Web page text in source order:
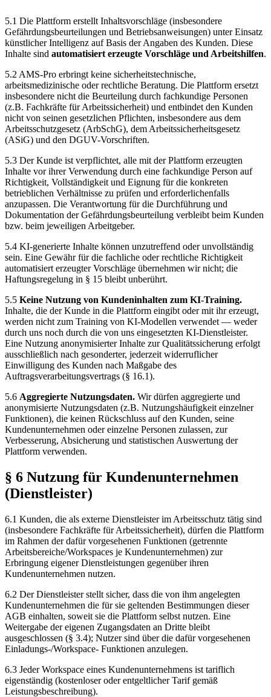
5.1 Die Plattform erstellt Inhaltsvorschläge (insbesondere
Gefährdungsbeurteilungen und Betriebsanweisungen) unter Einsatz
künstlicher Intelligenz auf Basis der Angaben des Kunden. Diese
Inhalte sind automatisiert erzeugte Vorschläge und Arbeitshilfen.
5.2 AMS-Pro erbringt keine sicherheitstechnische,
arbeitsmedizinische oder rechtliche Beratung. Die Plattform ersetzt
insbesondere nicht die Beurteilung durch fachkundige Personen
(z.B. Fachkräfte für Arbeitssicherheit) und entbindet den Kunden
nicht von seinen gesetzlichen Pflichten, insbesondere aus dem
Arbeitsschutzgesetz (ArbSchG), dem Arbeitssicherheitsgesetz
(ASiG) und den DGUV-Vorschriften.
5.3 Der Kunde ist verpflichtet, alle mit der Plattform erzeugten
Inhalte vor ihrer Verwendung durch eine fachkundige Person auf
Richtigkeit, Vollständigkeit und Eignung für die konkreten
betrieblichen Verhältnisse zu prüfen und erforderlichenfalls
anzupassen. Die Verantwortung für die Durchführung und
Dokumentation der Gefährdungsbeurteilung verbleibt beim Kunden
bzw. beim jeweiligen Arbeitgeber.
5.4 KI-generierte Inhalte können unzutreffend oder unvollständig
sein. Eine Gewähr für die fachliche oder rechtliche Richtigkeit
automatisiert erzeugter Vorschläge übernehmen wir nicht; die
Haftungsregelung in § 15 bleibt unberührt.
5.5 Keine Nutzung von Kundeninhalten zum KI-Training.
Inhalte, die der Kunde in die Plattform eingibt oder mit ihr erzeugt,
werden nicht zum Training von KI-Modellen verwendet — weder
durch uns noch durch die von uns eingesetzten KI-Dienstleister.
Eine Nutzung anonymisierter Inhalte zur Qualitätssicherung erfolgt
ausschließlich nach gesonderter, jederzeit widerruflicher
Einwilligung des Kunden nach Maßgabe des
Auftragsverarbeitungsvertrags (§ 16.1).
5.6 Aggregierte Nutzungsdaten. Wir dürfen aggregierte und
anonymisierte Nutzungsdaten (z.B. Nutzungshäufigkeit einzelner
Funktionen), die keinen Rückschluss auf den Kunden, seine
Kundenunternehmen oder einzelne Personen zulassen, zur
Verbesserung, Absicherung und statistischen Auswertung der
Plattform verwenden.
§ 6 Nutzung für Kundenunternehmen
(Dienstleister)
6.1 Kunden, die als externe Dienstleister im Arbeitsschutz tätig sind
(insbesondere Fachkräfte für Arbeitssicherheit), dürfen die Plattform
im Rahmen der dafür vorgesehenen Funktionen (getrennte
Arbeitsbereiche/Workspaces je Kundenunternehmen) zur
Erbringung eigener Dienstleistungen gegenüber ihren
Kundenunternehmen nutzen.
6.2 Der Dienstleister stellt sicher, dass die von ihm angelegten
Kundenunternehmen die für sie geltenden Bestimmungen dieser
AGB einhalten, soweit sie die Plattform selbst nutzen. Eine
Weitergabe der eigenen Zugangsdaten an Dritte bleibt
ausgeschlossen (§ 3.4); Nutzer sind über die dafür vorgesehenen
Einladungs-/Workspace- Funktionen anzulegen.
6.3 Jeder Workspace eines Kundenunternehmens ist tariflich
eigenständig (kostenloser oder entgeltlicher Tarif gemäß
Leistungsbeschreibung).